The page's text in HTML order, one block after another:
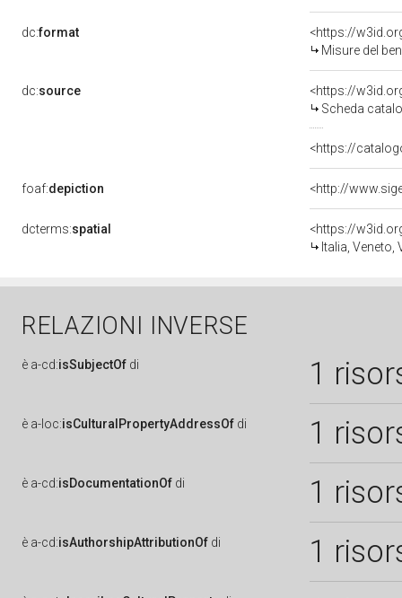
dc:format
<https://
Misure del
dc:source
<https://
Scheda
<https://
foaf:depiction
dcterms:spatial
<https://
Italia, Veneto,
RELAZIONI INVERSE
è a-cd:isSubjectOf di 1
è a-loc:isCulturalPropertyAddressOf di 1
è a-cd:isDocumentationOf di 1
è a-cd:isAuthorshipAttributionOf di 1